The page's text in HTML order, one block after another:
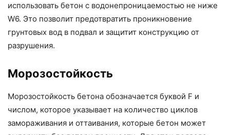
использовать бетон с водонепроницаемостью не ниже
W6. Это позволит предотвратить проникновение
грунтовых вод в подвал и защитит конструкцию от
разрушения.
Морозостойкость
Морозостойкость бетона обозначается буквой F и
числом, которое указывает на количество циклов
замораживания и оттаивания, которые бетон может